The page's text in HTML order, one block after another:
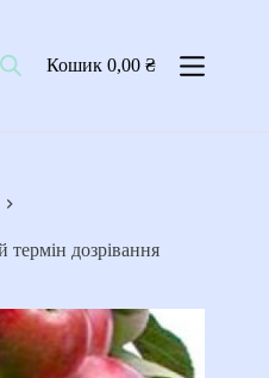
Кошик0,00₴
термін дозрівання